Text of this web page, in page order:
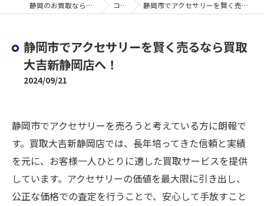
静岡のお買取なら買取大吉 新静岡店 コラム 静岡市でアクセサリーを賢く売るなら買取大吉新静岡店へ！
静岡市でアクセサリーを賢く売るなら買取
大吉新静岡店へ！
2024/09/21
静岡市でアクセサリーを売ろうと考えている方に朗報で
す。買取大吉新静岡店では、長年培ってきた信頼と実績
を元に、お客様一人ひとりに適した買取サービスを提供
しています。アクセサリーの価値を最大限に引き出し、
公正な価格での査定を行うことで、安心して手放すこと